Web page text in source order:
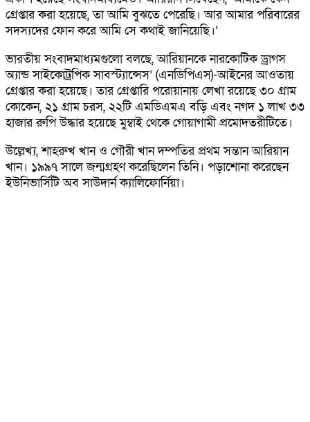
গ্রেপ্তার করা হয়েছে, তা আমি বুঝতে পেরেছি। আর আমার পরিবারের
সদস্যদের ফোন করে আমি সে কথাই জানিয়েছি।’
ভারতীয় সংবাদমাধ্যমগুলো বলছে, আরিয়ানকে নারকোটিক ড্রাগস
অ্যান্ড সাইকোট্রপিক সাবস্ট্যান্সেস’ (এনডিপিএস)-আইনের আওতায়
গ্রেপ্তার করা হয়েছে। তার গ্রেপ্তারি পরোয়ানায় লেখা রয়েছে ৩০ গ্রাম
কোকেন, ২১ গ্রাম চরস, ২২টি এমডিএমএ বড়ি এবং নগদ ১ লাখ ৩৩
হাজার রুপি উদ্ধার হয়েছে মুম্বাই থেকে গোয়াগামী প্রমোদতরীটিতে।
উল্লেখ্য, শাহরুখ খান ও গৌরী খান দম্পতির প্রথম সন্তান আরিয়ান
খান। ১৯৯৭ সালে জন্মগ্রহণ করেছিলেন তিনি। পড়াশোনা করেছেন
ইউনিভার্সিটি অব সাউদার্ন ক্যালিফোর্নিয়া।